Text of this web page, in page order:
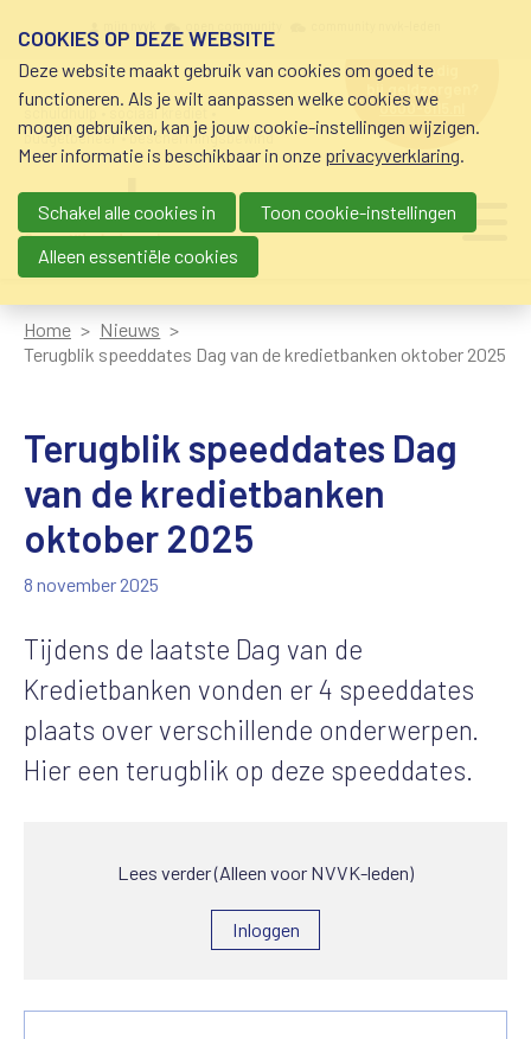
schuldhulp • sociaal krediet •
budgetbeheer • beschermingsbewind
hulp nodig
bij geldzorgen?
0800-8115.nl
Main navigation
Home
Nieuws
Terugblik speeddates Dag van de kredietbanken oktober 2025
Terugblik speeddates Dag
van de kredietbanken
oktober 2025
8 november 2025
Tijdens de laatste Dag van de
Kredietbanken vonden er 4 speeddates
plaats over verschillende onderwerpen.
Hier een terugblik op deze speeddates.
Lees verder (Alleen voor NVVK-leden)
Inloggen
COOKIES OP DEZE WEBSITE
Deze website maakt gebruik van cookies om goed te
functioneren. Als je wilt aanpassen welke cookies we
mogen gebruiken, kan je jouw cookie-instellingen wijzigen.
Meer informatie is beschikbaar in onze privacyverklaring.
Schakel alle cookies in
Toon cookie-instellingen
Alleen essentiële cookies